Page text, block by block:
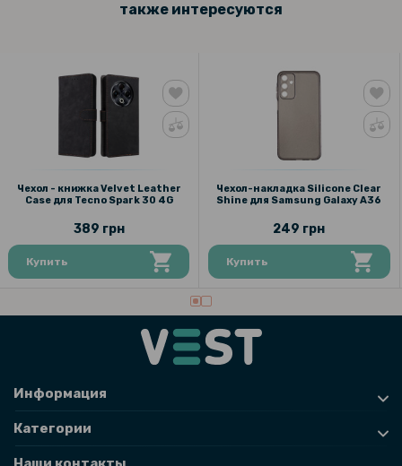
199 грн
169 грн
199 грн
Защитное стекло Full Screen Tempered Glass для Xiaomi Poco F6
Кожаный чехол - книжка для Xiaomi Redmi 14C / Poco C75
также интересуются
Чехол - книжка Velvet Leather
Case для Tecno Spark 30 4G
389 грн
Купить
Чехол-накладка Silicone Clear
Shine для Samsung Galaxy A36
249 грн
Купить
Информация
Категории